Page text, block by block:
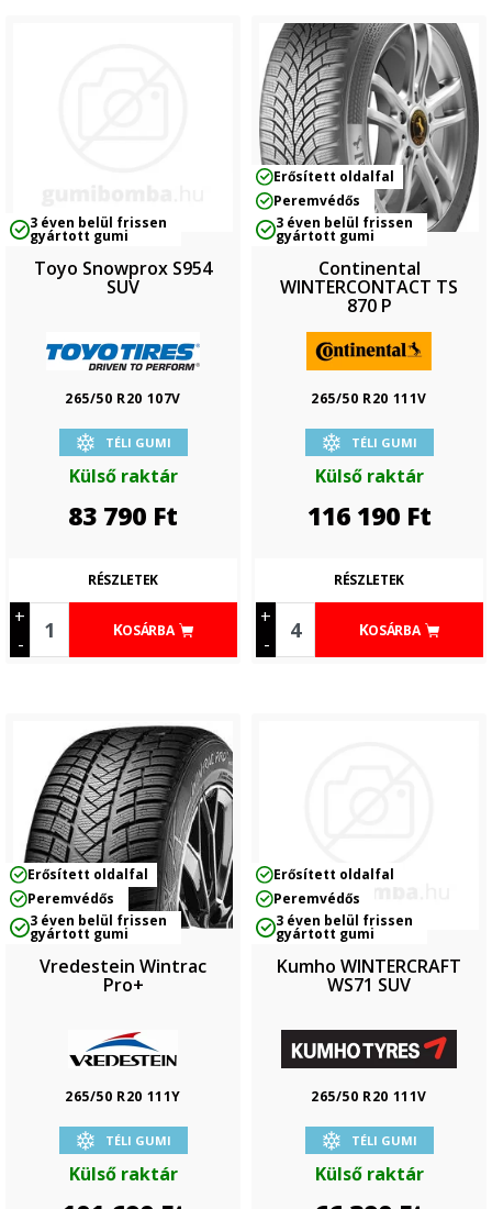
3 éven belül frissen
gyártott gumi
Toyo Snowprox S954
SUV
265/50 R20 107V
TÉLI GUMI
Külső raktár
83 790 Ft
+
-
KOSÁRBA
RÉSZLETEK
Erősített oldalfal
Peremvédős
3 éven belül frissen
gyártott gumi
Continental
WINTERCONTACT TS
870 P
265/50 R20 111V
TÉLI GUMI
Külső raktár
116 190 Ft
+
-
KOSÁRBA
RÉSZLETEK
Erősített oldalfal
Peremvédős
3 éven belül frissen
gyártott gumi
Vredestein Wintrac
Pro+
265/50 R20 111Y
TÉLI GUMI
Külső raktár
Erősített oldalfal
Peremvédős
3 éven belül frissen
gyártott gumi
Kumho WINTERCRAFT
WS71 SUV
265/50 R20 111V
TÉLI GUMI
Külső raktár